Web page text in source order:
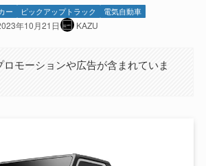
ー ピックアップトラック 電気自動車
年10月21日 KAZU
モーションや広告が含まれていま